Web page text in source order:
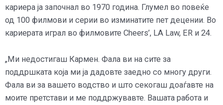
кариера ја започнал во 1970 година. Глумел во повеќе
од 100 филмови и серии во изминатите пет децении. Во
кариерата играл во филмовите Cheers’, LA Law, ER и 24.
„Ми недостигаш Кармен. Фала ви на сите за
поддршката која ми ја дадовте заедно со многу други.
Фала ви за вашето водство и што секогаш доаѓавте на
моите претстави и ме поддржувавте. Вашата работа и